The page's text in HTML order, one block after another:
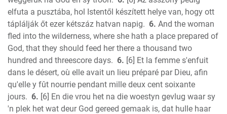
Revelation
elfuta a pusztába, hol Istentől készített helye van, hogy ott
táplálják őt ezer kétszáz hatvan napig. 6. And the woman
fled into the wilderness, where she hath a place prepared of
God, that they should feed her there a thousand two
hundred and threescore days. 6. [6] Et la femme s'enfuit
dans le désert, où elle avait un lieu préparé par Dieu, afin
qu'elle y fût nourrie pendant mille deux cent soixante
jours. 6. [6] En die vrou het na die woestyn gevlug waar sy
'n plek het wat deur God gereed gemaak is, dat hulle haar